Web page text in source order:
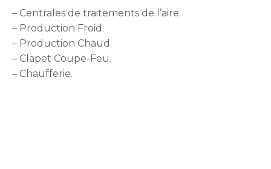
– Centrales de traitements de l’aire.
– Production Froid.
– Production Chaud.
– Clapet Coupe-Feu.
– Chaufferie.